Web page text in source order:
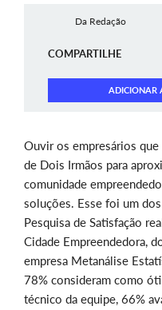
Da Redação
COMPARTILHE
ADICIONAR
Ouvir os empresários
de Dois Irmãos para
comunidade
soluções. Esse foi um
Pesquisa de Satisfação
Cidade Empreendedora,
empresa Metanálise
78% consideram como
técnico da equipe, 66%